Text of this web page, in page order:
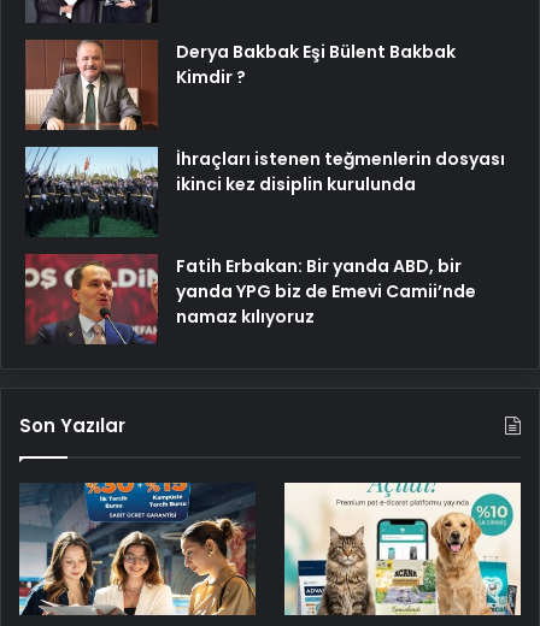
Derya Bakbak Eşi Bülent Bakbak
Kimdir ?
İhraçları istenen teğmenlerin dosyası
ikinci kez disiplin kurulunda
Fatih Erbakan: Bir yanda ABD, bir
yanda YPG biz de Emevi Camii’nde
namaz kılıyoruz
Son Yazılar